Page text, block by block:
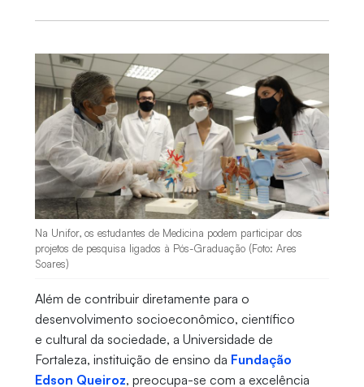
Na Unifor, os estudantes de Medicina podem participar dos
projetos de pesquisa ligados à Pós-Graduação (Foto: Ares
Soares)
Além de contribuir diretamente para o
desenvolvimento socioeconômico, científico
e cultural da sociedade, a Universidade de
Fortaleza, instituição de ensino da Fundação
Edson Queiroz, preocupa-se com a excelência